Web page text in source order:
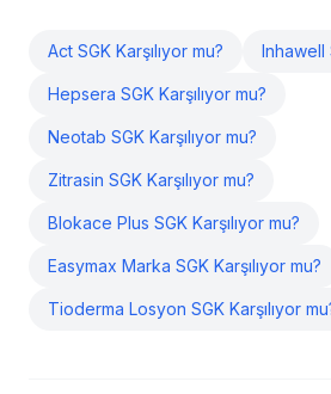
Act SGK Karşılıyor mu? Inhawell
Hepsera SGK Karşılıyor mu?
Neotab SGK Karşılıyor mu?
Zitrasin SGK Karşılıyor mu?
Blokace Plus SGK Karşılıyor mu?
Easymax Marka SGK Karşılıyor mu?
Tioderma Losyon SGK Karşılıyor